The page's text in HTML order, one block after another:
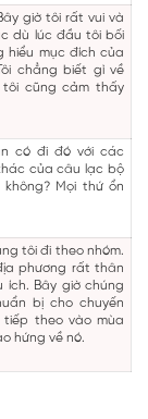
giờ tôi rất vui và
dù lúc đầu tôi bối
hiểu mục đích của
chẳng biết gì về
tôi cũng cảm thấy
có đi đó với các
của câu lạc bộ
không? Mọi thứ ổn
tôi đi theo nhóm.
phương rất thân
ích. Bây giờ chúng
bị cho chuyến
tiếp theo vào mùa
hứng về nó.